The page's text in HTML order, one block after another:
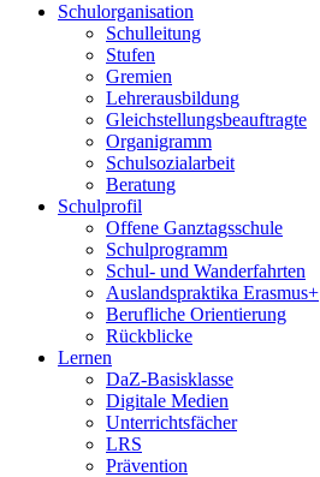
Schulorganisation
Schulleitung
Stufen
Gremien
Lehrerausbildung
Gleichstellungsbeauftragte
Organigramm
Schulsozialarbeit
Beratung
Schulprofil
Offene Ganztagsschule
Schulprogramm
Schul- und Wanderfahrten
Auslandspraktika Erasmus+
Berufliche Orientierung
Rückblicke
Lernen
DaZ-Basisklasse
Digitale Medien
Unterrichtsfächer
LRS
Prävention